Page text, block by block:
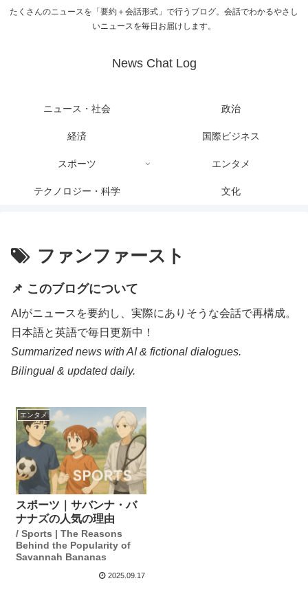
たくさんのニュースを「要約＋会話形式」で行うブログ。会話でわかるやさし
いニュースを毎日お届けします。
News Chat Log
ニュース・社会 政治
経済 国際ビジネス
スポーツ エンタメ
テクノロジー・科学 文化
ファンファースト
📌 このブログについて
AIがニュースを要約し、実際にありそうな会話で再構成。
日本語と英語で毎日更新中！
Summarized news with AI & fictional dialogues.
Bilingual & updated daily.
エンタメ
スポーツ｜サバンナ・バ
ナナズの人気の理由
/ Sports | The Reasons
Behind the Popularity of
Savannah Bananas
2025.09.17